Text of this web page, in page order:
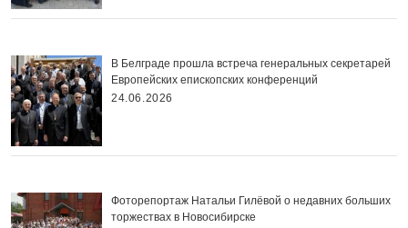
В Белграде прошла встреча генеральных секретарей
Европейских епископских конференций
24.06.2026
Фоторепортаж Натальи Гилёвой о недавних больших
торжествах в Новосибирске